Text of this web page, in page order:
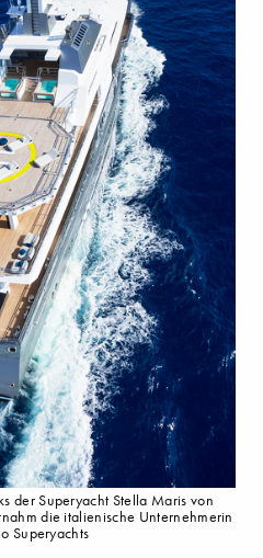
der Superyacht Stella Maris von
die italienische Unternehmerin
Superyachts